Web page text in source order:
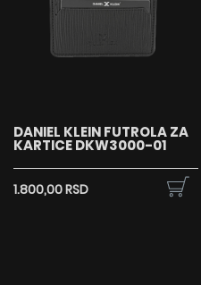
DANIEL KLEIN FUTROLA ZA
KARTICE DKW3000-01
1.800,00 RSD